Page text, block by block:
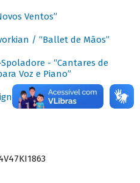
Ventos”
/ “Ballet de Mãos”
- “Cantares de
Voz e Piano”